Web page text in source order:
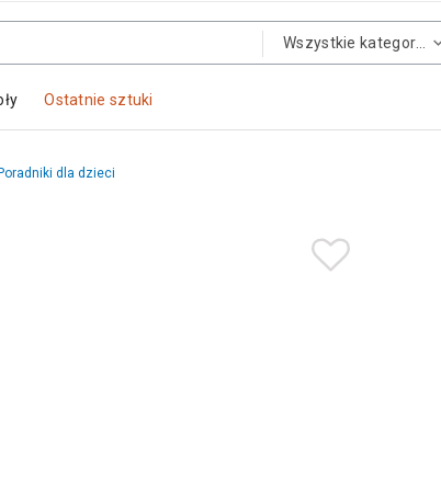
Ostatnie sztuki
Poradniki dla dzieci